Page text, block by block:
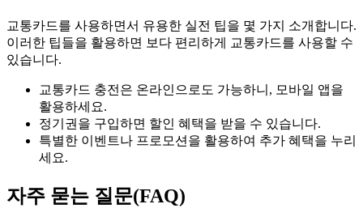
교통카드를 사용하면서 유용한 실전 팁을 몇 가지 소개합니다.
이러한 팁들을 활용하면 보다 편리하게 교통카드를 사용할 수
있습니다.
교통카드 충전은 온라인으로도 가능하니, 모바일 앱을
활용하세요.
정기권을 구입하면 할인 혜택을 받을 수 있습니다.
특별한 이벤트나 프로모션을 활용하여 추가 혜택을 누리
세요.
자주 묻는 질문(FAQ)